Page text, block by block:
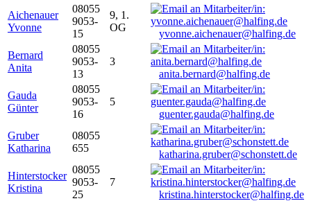
Aichenauer
Yvonne
08055
9053-
15
9, 1.
OG
yvonne.aichenauer@halfing.de
Bernard
Anita
08055
9053-
13
3
anita.bernard@halfing.de
Gauda
Günter
08055
9053-
16
5
guenter.gauda@halfing.de
Gruber
Katharina
08055
655
katharina.gruber@schonstett.de
Hinterstocker
Kristina
08055
9053-
25
7
kristina.hinterstocker@halfing.de